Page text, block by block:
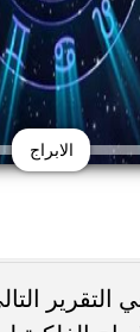
الابراج
التقرير